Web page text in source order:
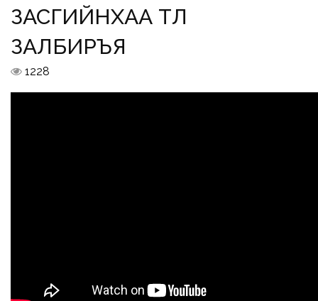
ЗАСГИЙНХАА ТӨЛӨӨ
ЗАЛБИРЪЯ
1228